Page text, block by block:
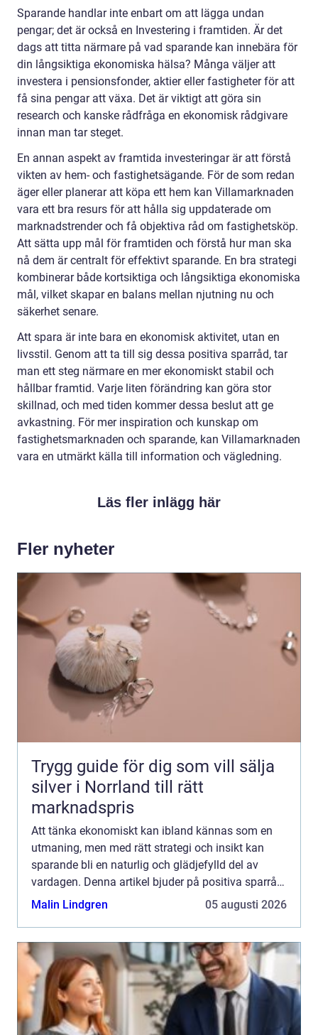
Sparande handlar inte enbart om att lägga undan
pengar; det är också en Investering i framtiden. Är det
dags att titta närmare på vad sparande kan innebära för
din långsiktiga ekonomiska hälsa? Många väljer att
investera i pensionsfonder, aktier eller fastigheter för att
få sina pengar att växa. Det är viktigt att göra sin
research och kanske rådfråga en ekonomisk rådgivare
innan man tar steget.
En annan aspekt av framtida investeringar är att förstå
vikten av hem- och fastighetsägande. För de som redan
äger eller planerar att köpa ett hem kan Villamarknaden
vara ett bra resurs för att hålla sig uppdaterade om
marknadstrender och få objektiva råd om fastighetsköp.
Att sätta upp mål för framtiden och förstå hur man ska
nå dem är centralt för effektivt sparande. En bra strategi
kombinerar både kortsiktiga och långsiktiga ekonomiska
mål, vilket skapar en balans mellan njutning nu och
säkerhet senare.
Att spara är inte bara en ekonomisk aktivitet, utan en
livsstil. Genom att ta till sig dessa positiva sparråd, tar
man ett steg närmare en mer ekonomiskt stabil och
hållbar framtid. Varje liten förändring kan göra stor
skillnad, och med tiden kommer dessa beslut att ge
avkastning. För mer inspiration och kunskap om
fastighetsmarknaden och sparande, kan Villamarknaden
vara en utmärkt källa till information och vägledning.
Läs fler inlägg här
Fler nyheter
Trygg guide för dig som vill sälja
silver i Norrland till rätt
marknadspris
Att tänka ekonomiskt kan ibland kännas som en
utmaning, men med rätt strategi och insikt kan
sparande bli en naturlig och glädjefylld del av
vardagen. Denna artikel bjuder på positiva sparråd
som är både til...
Malin Lindgren 05 augusti 2026